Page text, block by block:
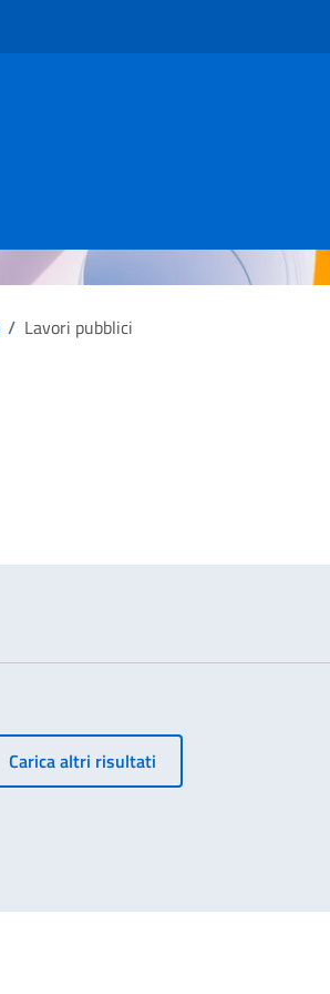
/ Lavori pubblici
Carica altri risultati